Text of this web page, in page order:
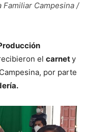
Campesina /
el carnety
por parte